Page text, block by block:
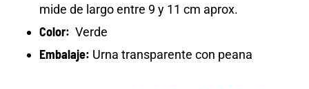
mide de largo entre 9 y 11 cm aprox.
Color: Verde
Embalaje: Urna transparente con peana